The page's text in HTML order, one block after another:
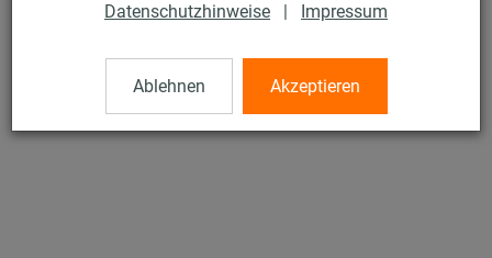
Datenschutzhinweise | Impressum
Ablehnen Akzeptieren
Sechskantmuttern
Sechskantmutter, DIN 934, M12, verzinkt